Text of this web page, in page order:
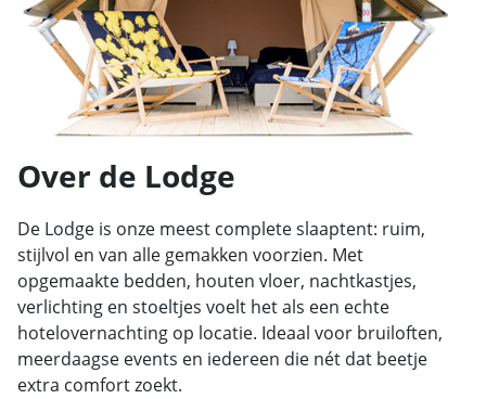
Over de Lodge
De Lodge is onze meest complete slaaptent: ruim,
stijlvol en van alle gemakken voorzien. Met
opgemaakte bedden, houten vloer, nachtkastjes,
verlichting en stoeltjes voelt het als een echte
hotelovernachting op locatie. Ideaal voor bruiloften,
meerdaagse events en iedereen die nét dat beetje
extra comfort zoekt.